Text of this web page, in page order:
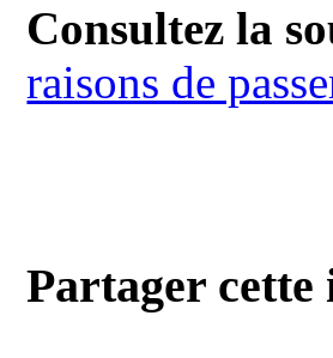
Consultez la
raisons de
Partager cette